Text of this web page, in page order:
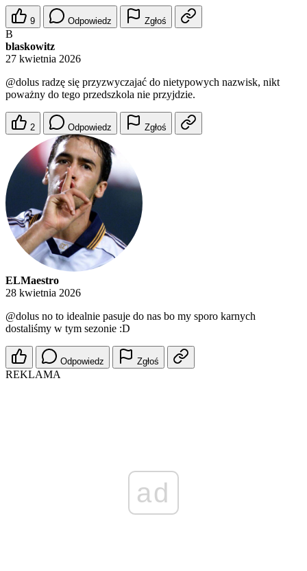
9 Odpowiedz Zgłoś
B
blaskowitz
27 kwietnia 2026
@dolus radzę się przyzwyczajać do nietypowych nazwisk, nikt
poważny do tego przedszkola nie przyjdzie.
2 Odpowiedz Zgłoś
ELMaestro
28 kwietnia 2026
@dolus no to idealnie pasuje do nas bo my sporo karnych
dostaliśmy w tym sezonie :D
Odpowiedz Zgłoś
REKLAMA
ad